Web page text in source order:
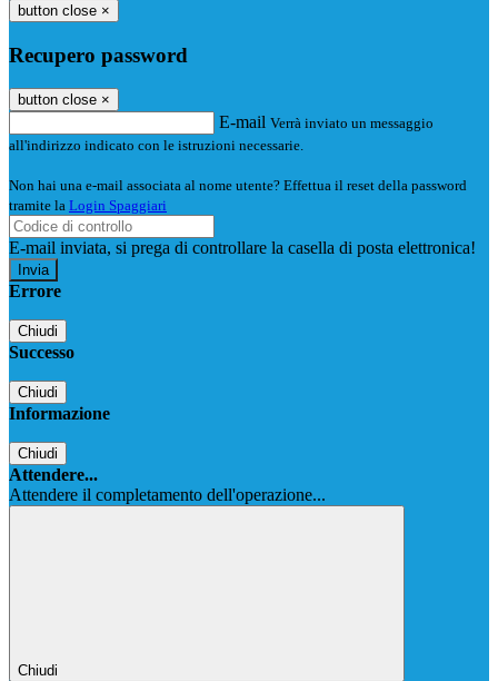
button close ×
Recupero password
button close ×
E-mail Verrà inviato un messaggio
all'indirizzo indicato con le istruzioni necessarie.
Non hai una e-mail associata al nome utente? Effettua il reset della password
tramite la Login Spaggiari
E-mail inviata, si prega di controllare la casella di posta elettronica!
Errore
Chiudi
Successo
Chiudi
Informazione
Chiudi
Attendere...
Attendere il completamento dell'operazione...
Chiudi